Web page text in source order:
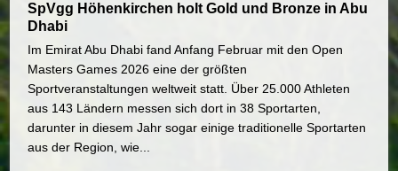
SpVgg Höhenkirchen holt Gold und Bronze in Abu
Dhabi
Im Emirat Abu Dhabi fand Anfang Februar mit den Open
Masters Games 2026 eine der größten
Sportveranstaltungen weltweit statt. Über 25.000 Athleten
aus 143 Ländern messen sich dort in 38 Sportarten,
darunter in diesem Jahr sogar einige traditionelle Sportarten
aus der Region, wie...